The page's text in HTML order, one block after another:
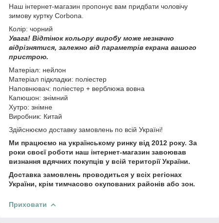
Наш інтернет-магазин пропонує вам придбати чоловічу
зимову куртку Corbona.
Колір: чорний
Увага! Відтінок кольору виробу може незначно
відрізнятися, залежно від параметрів екрана вашого
пристрою.
Матеріал: нейлон
Матеріал підкладки: поліестер
Наповнювач: поліестер + верблюжа вовна
Капюшон: знімний
Хутро: знімне
Виробник: Китай
Здійснюємо доставку замовлень по всій Україні!
Ми працюємо на українському ринку від 2012 року. За
роки своєї роботи наш інтернет-магазин завоював
визнання вдячних покупців у всій території України.
Доставка замовлень проводиться у всіх регіонах
України, крім тимчасово окупованих районів або зон.
Приховати